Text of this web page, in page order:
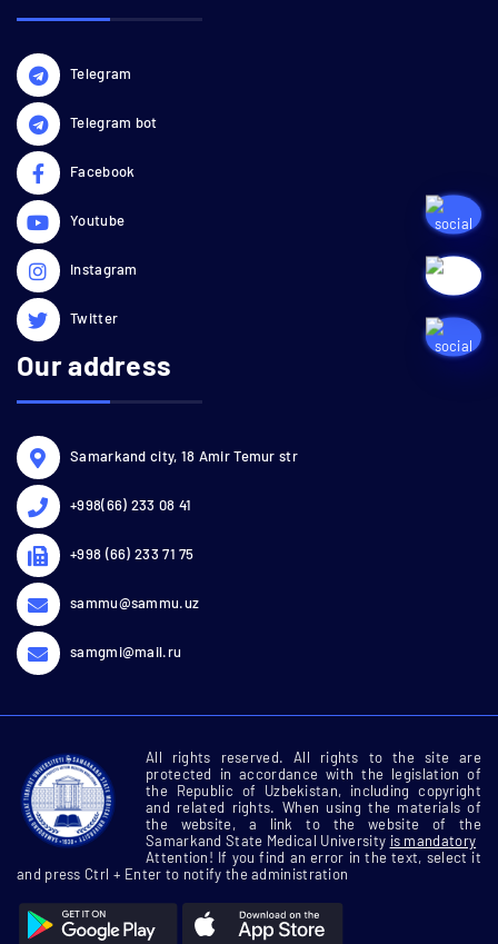
Telegram
Telegram bot
Facebook
Youtube
Instagram
Twitter
Our address
Samarkand city, 18 Amir Temur str
+998(66) 233 08 41
+998 (66) 233 71 75
sammu@sammu.uz
samgmi@mail.ru
All rights reserved. All rights to the site are
protected in accordance with the legislation of
the Republic of Uzbekistan, including copyright
and related rights. When using the materials of
the website, a link to the website of the
Samarkand State Medical University is mandatory
Attention! If you find an error in the text, select it
and press Ctrl + Enter to notify the administration